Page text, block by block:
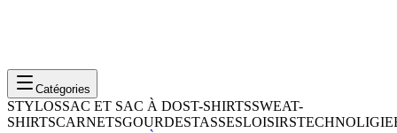
Catégories
STYLOSSAC ET SAC À DOST-SHIRTSSWEAT-
SHIRTSCARNETSGOURDESTASSESLOISIRSTECHNOLIGIE